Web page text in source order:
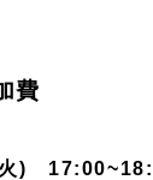
費
火)